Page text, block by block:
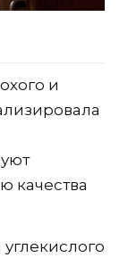
и
качества